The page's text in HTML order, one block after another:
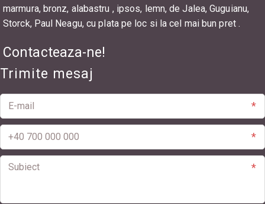
marmura, bronz, alabastru , ipsos, lemn, de Jalea, Guguianu,
Storck, Paul Neagu, cu plata pe loc si la cel mai bun pret .
Contacteaza-ne!
Trimite mesaj
*
*
*